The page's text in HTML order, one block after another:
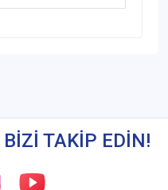
BİZİ TAKİP EDİN!